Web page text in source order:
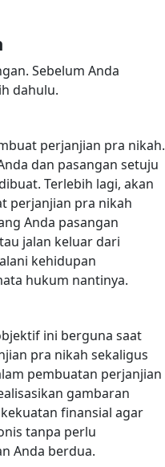
Sebelum Anda
dahulu.
perjanjian pra nikah.
dan pasangan setuju
Terlebih lagi, akan
perjanjian pra nikah
Anda pasangan
jalan keluar dari
kehidupan
hukum nantinya.
ini berguna saat
pra nikah sekaligus
pembuatan perjanjian
gambaran
finansial agar
tanpa perlu
Anda berdua.